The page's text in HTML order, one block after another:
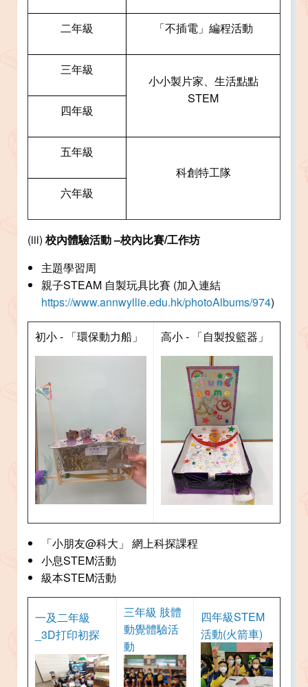
二年級 「不插電」編程活動
三年級
小小製片家、生活點點
STEM
四年級
五年級
科創特工隊
六年級
(iii) 校內體驗活動 –校內比賽/工作坊
主題學習周
親子STEAM 自製玩具比賽 (加入連結
https://www.annwyllie.edu.hk/photoAlbums/974)
初小 - 「環保動力船」 高小 - 「自製投籃器」
「小朋友@科大」 網上科探課程
小息STEM活動
級本STEM活動
一及二年級
_3D打印初探
三年級 肢體
動覺體驗活
動
四年級STEM
活動(火箭車)